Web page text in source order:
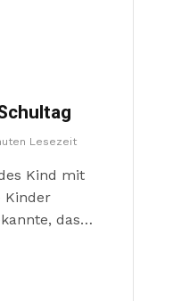
Lesezeit
Kind mit
Kinder
das…